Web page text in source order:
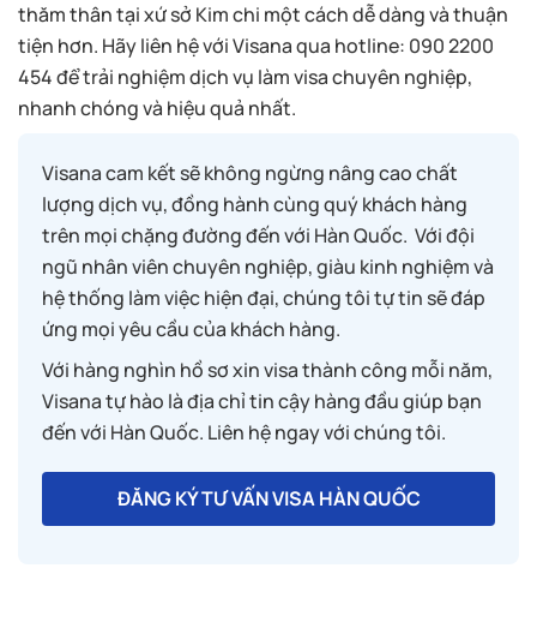
thăm thân tại xứ sở Kim chi một cách dễ dàng và thuận
tiện hơn. Hãy liên hệ với Visana qua hotline: 090 2200
454 để trải nghiệm dịch vụ làm visa chuyên nghiệp,
nhanh chóng và hiệu quả nhất.
Visana cam kết sẽ không ngừng nâng cao chất
lượng dịch vụ, đồng hành cùng quý khách hàng
trên mọi chặng đường đến với Hàn Quốc. Với đội
ngũ nhân viên chuyên nghiệp, giàu kinh nghiệm và
hệ thống làm việc hiện đại, chúng tôi tự tin sẽ đáp
ứng mọi yêu cầu của khách hàng.
Với hàng nghìn hồ sơ xin visa thành công mỗi năm,
Visana tự hào là địa chỉ tin cậy hàng đầu giúp bạn
đến với Hàn Quốc. Liên hệ ngay với chúng tôi.
ĐĂNG KÝ TƯ VẤN VISA HÀN QUỐC